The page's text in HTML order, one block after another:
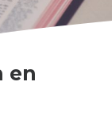
en